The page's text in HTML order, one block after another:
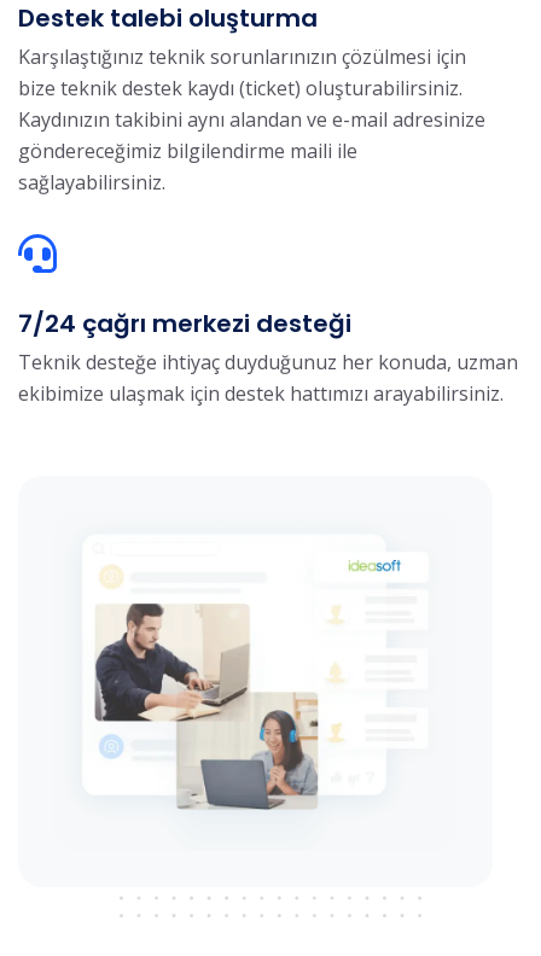
Destek talebi oluşturma
Karşılaştığınız teknik sorunlarınızın çözülmesi için
bize teknik destek kaydı (ticket) oluşturabilirsiniz.
Kaydınızın takibini aynı alandan ve e-mail adresinize
göndereceğimiz bilgilendirme maili ile
sağlayabilirsiniz.
7/24 çağrı merkezi desteği
Teknik desteğe ihtiyaç duyduğunuz her konuda, uzman
ekibimize ulaşmak için destek hattımızı arayabilirsiniz.